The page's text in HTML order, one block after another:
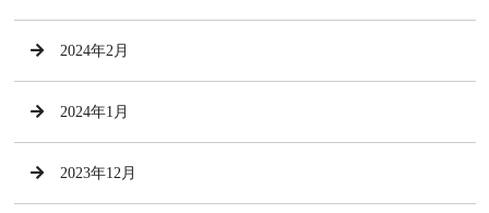
2024年2月
2024年1月
2023年12月